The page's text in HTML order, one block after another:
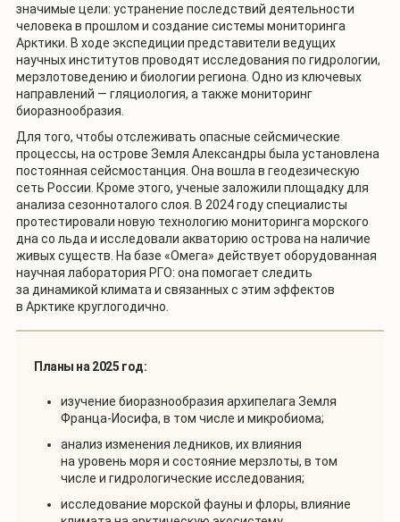
значимые цели: устранение последствий деятельности
человека в прошлом и создание системы мониторинга
Арктики. В ходе экспедиции представители ведущих
научных институтов проводят исследования по гидрологии,
мерзлотоведению и биологии региона. Одно из ключевых
направлений — гляциология, а также мониторинг
биоразнообразия.
Для того, чтобы отслеживать опасные сейсмические
процессы, на острове Земля Александры была установлена
постоянная сейсмостанция. Она вошла в геодезическую
сеть России. Кроме этого, ученые заложили площадку для
анализа сезонноталого слоя. В 2024 году специалисты
протестировали новую технологию мониторинга морского
дна со льда и исследовали акваторию острова на наличие
живых существ. На базе «Омега» действует оборудованная
научная лаборатория РГО: она помогает следить
за динамикой климата и связанных с этим эффектов
в Арктике круглогодично.
Планы на 2025 год:
изучение биоразнообразия архипелага Земля
Франца-Иосифа, в том числе и микробиома;
анализ изменения ледников, их влияния
на уровень моря и состояние мерзлоты, в том
числе и гидрологические исследования;
исследование морской фауны и флоры, влияние